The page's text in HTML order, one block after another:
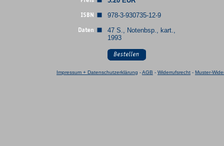
978-3-930735-12-9
47 S., Notenbsp., kart.,
1993
Impressum + Datenschutzerklärung -AGB - Widerrufsrecht - Muster-